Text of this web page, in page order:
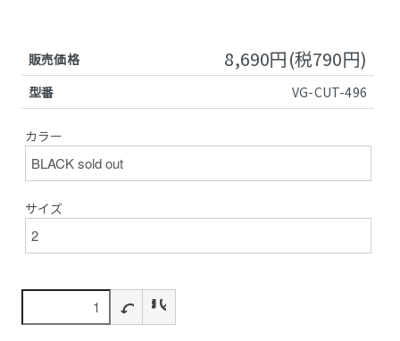
販売価格 8,690円(税790円)
型番 VG-CUT-496
カラー
サイズ